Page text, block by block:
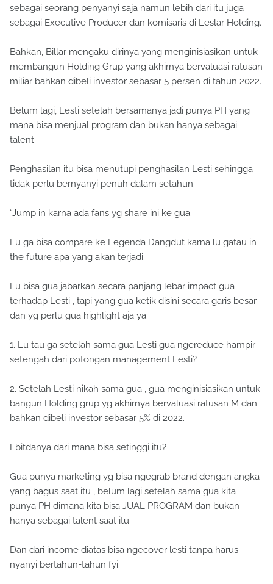
sebagai seorang penyanyi saja namun lebih dari itu juga
sebagai Executive Producer dan komisaris di Leslar Holding.
Bahkan, Billar mengaku dirinya yang menginisiasikan untuk
membangun Holding Grup yang akhirnya bervaluasi ratusan
miliar bahkan dibeli investor sebasar 5 persen di tahun 2022.
Belum lagi, Lesti setelah bersamanya jadi punya PH yang
mana bisa menjual program dan bukan hanya sebagai
talent.
Penghasilan itu bisa menutupi penghasilan Lesti sehingga
tidak perlu bernyanyi penuh dalam setahun.
“Jump in karna ada fans yg share ini ke gua.
Lu ga bisa compare ke Legenda Dangdut karna lu gatau in
the future apa yang akan terjadi.
Lu bisa gua jabarkan secara panjang lebar impact gua
terhadap Lesti , tapi yang gua ketik disini secara garis besar
dan yg perlu gua highlight aja ya:
1. Lu tau ga setelah sama gua Lesti gua ngereduce hampir
setengah dari potongan management Lesti?
2. Setelah Lesti nikah sama gua , gua menginisiasikan untuk
bangun Holding grup yg akhirnya bervaluasi ratusan M dan
bahkan dibeli investor sebasar 5% di 2022.
Ebitdanya dari mana bisa setinggi itu?
Gua punya marketing yg bisa ngegrab brand dengan angka
yang bagus saat itu , belum lagi setelah sama gua kita
punya PH dimana kita bisa JUAL PROGRAM dan bukan
hanya sebagai talent saat itu.
Dan dari income diatas bisa ngecover lesti tanpa harus
nyanyi bertahun-tahun fyi.